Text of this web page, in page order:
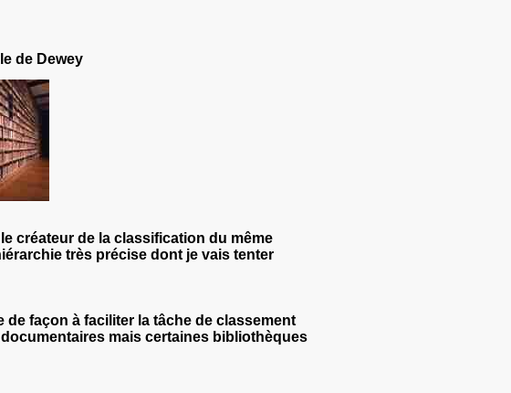
de Dewey
créateur de la classification du même
très précise dont je vais tenter
façon à faciliter la tâche de classement
mais certaines bibliothèques